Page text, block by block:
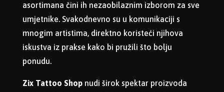
asortimana čini ih nezaobilaznim izborom za sve
umjetnike. Svakodnevno su u komunikaciji s
mnogim artistima, direktno koristeći njihova
iskustva iz prakse kako bi pružili što bolju
ponudu.
Zix Tattoo Shopnudi širok spektar proizvoda